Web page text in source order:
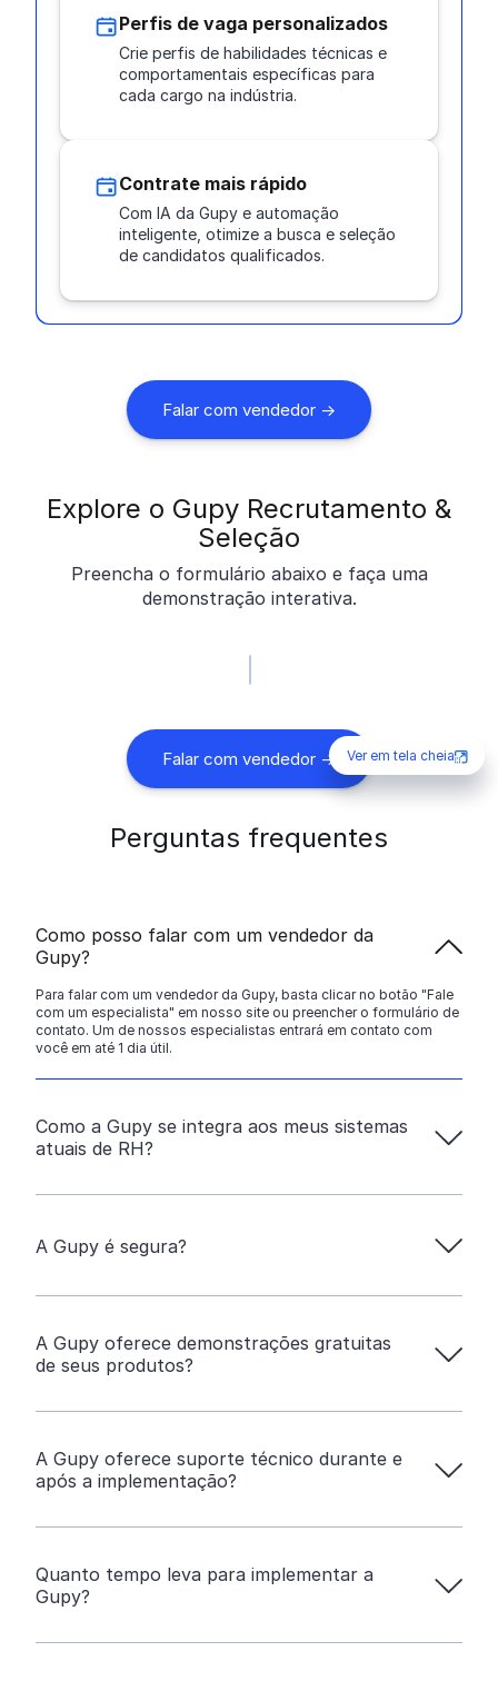
Perfis de vaga personalizados
Crie perfis de habilidades técnicas e
comportamentais específicas para
cada cargo na indústria.
Contrate mais rápido
Com IA da Gupy e automação
inteligente, otimize a busca e seleção
de candidatos qualificados.
Falar com vendedor ->
Explore o Gupy Recrutamento &
Seleção
Preencha o formulário abaixo e faça uma
demonstração interativa.
Ver em tela cheia
Falar com vendedor ->
Perguntas frequentes
Como posso falar com um vendedor da
Gupy?
Para falar com um vendedor da Gupy, basta clicar no botão "Fale
com um especialista" em nosso site ou preencher o formulário de
contato. Um de nossos especialistas entrará em contato com
você em até 1 dia útil.
Como a Gupy se integra aos meus sistemas
atuais de RH?
A Gupy é segura?
A Gupy oferece demonstrações gratuitas
de seus produtos?
A Gupy oferece suporte técnico durante e
após a implementação?
Quanto tempo leva para implementar a
Gupy?